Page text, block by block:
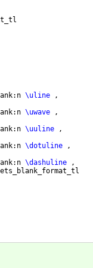
\uline ,
\uwave ,
\uuline ,
\dotuline ,
\dashuline ,